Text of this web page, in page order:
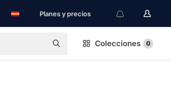
Planes y precios
Colecciones 0